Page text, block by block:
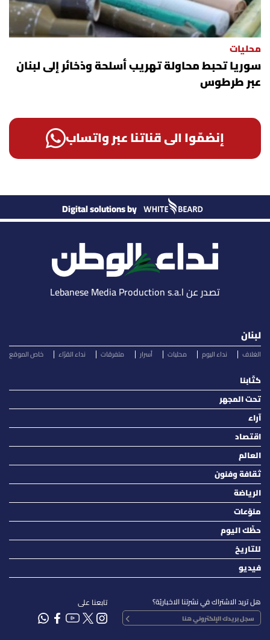
محليات
سوريا تحبط محاولة تهريب أسلحة وذخائر إلى لبنان
عبر طرطوس
إنضمّوا الى قناتنا عبر واتساب
Digital solutions by
تصدر عن Lebanese Media Production s.a.l
لبنان
الغلاف نداء اليوم محليات أسرار متفرقات نداء القرّاء خاص الموقع
كتّابنا
تحت المجهر
آراء
اقتصاد
العالم
ثقافة وفنون
الرياضة
منوّعات
حظّك اليوم
للتاريخ
فيديو
هل تريد الاشتراك في نشرتنا الاخباريّة؟ تابعنا على